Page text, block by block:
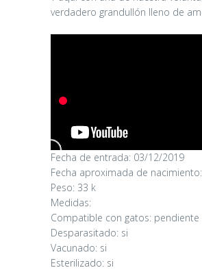
verdadero grandullón lleno de
Fecha de entrada: 03/12/2019
Fecha aproximada de
Peso: 33 k
Medidas:
Compatible con gatos: pendiente
Desparasitado: si
Vacunado: si
Esterilizado: si
CANDY
16/06/2026